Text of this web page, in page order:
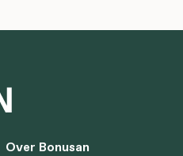
Over Bonusan